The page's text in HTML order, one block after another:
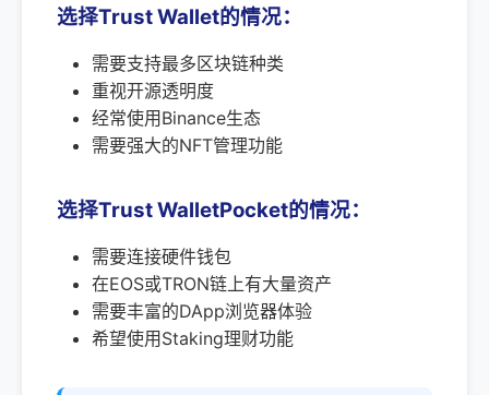
选择Trust Wallet的情况：
需要支持最多区块链种类
重视开源透明度
经常使用Binance生态
需要强大的NFT管理功能
选择Trust WalletPocket的情况：
需要连接硬件钱包
在EOS或TRON链上有大量资产
需要丰富的DApp浏览器体验
希望使用Staking理财功能